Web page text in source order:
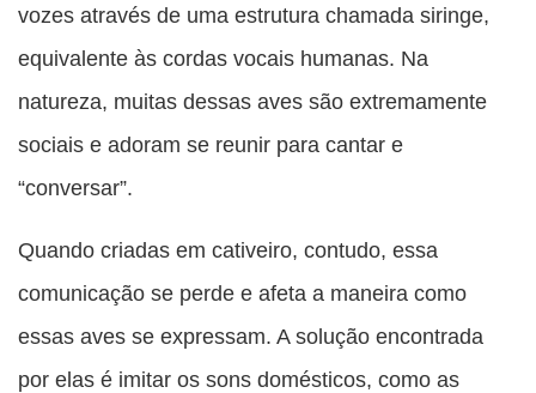
vozes através de uma estrutura chamada siringe,
equivalente às cordas vocais humanas. Na
natureza, muitas dessas aves são extremamente
sociais e adoram se reunir para cantar e
“conversar”.
Quando criadas em cativeiro, contudo, essa
comunicação se perde e afeta a maneira como
essas aves se expressam. A solução encontrada
por elas é imitar os sons domésticos, como as